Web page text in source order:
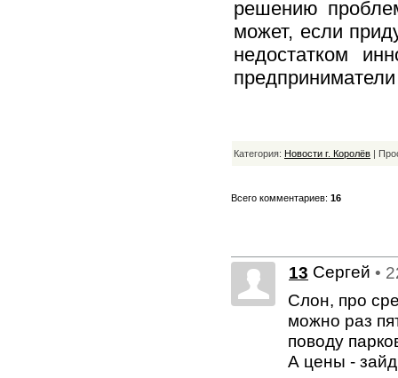
решению
может, если
недостатком
Категория: Новости г. Королёв |
Всего комментариев: 16
13 Сергей •
Слон, про
можно раз
поводу
А цены -